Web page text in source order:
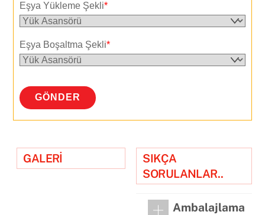
Eşya Yükleme Şekli*
Eşya Boşaltma Şekli*
GÖNDER
GALERİ
SIKÇA
SORULANLAR..
Ambalajlama